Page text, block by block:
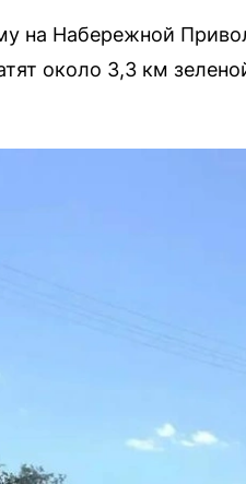
на Набережной
около 3,3 км